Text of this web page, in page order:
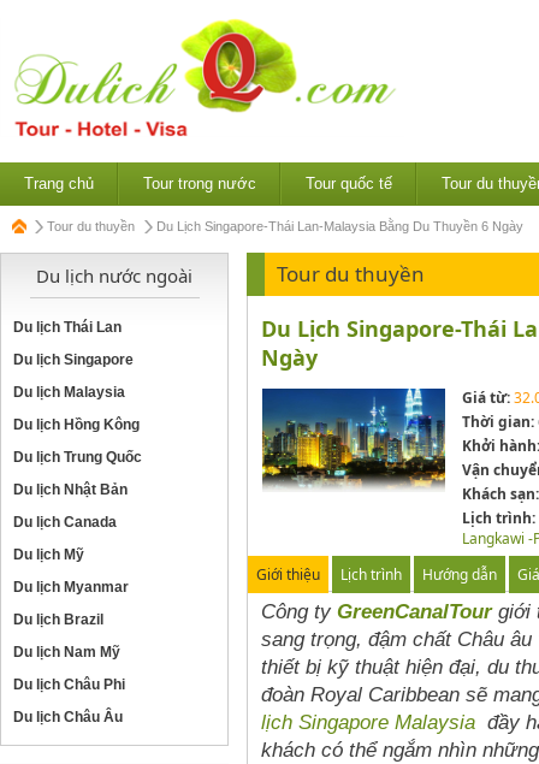
Trang chủ Tour trong nước Tour quốc tế Tour du
Tour du thuyền Du Lịch Singapore-Thái Lan-Malaysia Bằng Du Thuyền 6 Ngày
Du lịch nước ngoài
Du lịch Thái Lan
Du lịch Singapore
Du lịch Malaysia
Du lịch Hồng Kông
Du lịch Trung Quốc
Du lịch Nhật Bản
Du lịch Canada
Du lịch Mỹ
Du lịch Myanmar
Du lịch Brazil
Du lịch Nam Mỹ
Du lịch Châu Phi
Du lịch Châu Âu
Tour du thuyền
Du Lịch Singapore-Thái
Ngày
Giá từ:
Thời gian:
Khởi hành:
Vận
Khách sạn:
Lịch trình:
Langkawi -
Giới thiệu
Lịch trình Hướng dẫn Giá
Công ty GreenCanalTourgiới
sang trọng, đậm chất Châu
thiết bị kỹ thuật hiện đại, du
đoàn Royal Caribbean sẽ
lịch Singapore Malaysia đầy
khách có thể ngắm nhìn